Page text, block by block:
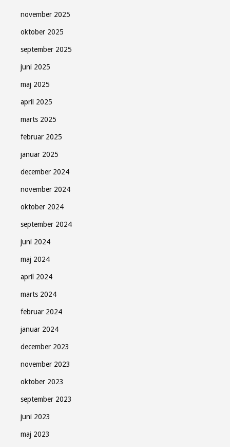
november 2025
oktober 2025
september 2025
juni 2025
maj 2025
april 2025
marts 2025
februar 2025
januar 2025
december 2024
november 2024
oktober 2024
september 2024
juni 2024
maj 2024
april 2024
marts 2024
februar 2024
januar 2024
december 2023
november 2023
oktober 2023
september 2023
juni 2023
maj 2023